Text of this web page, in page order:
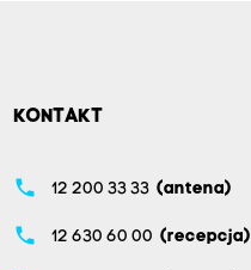
KONTAKT
phone 12 200 33 33 (antena)
phone 12 630 60 00 (recepcja)